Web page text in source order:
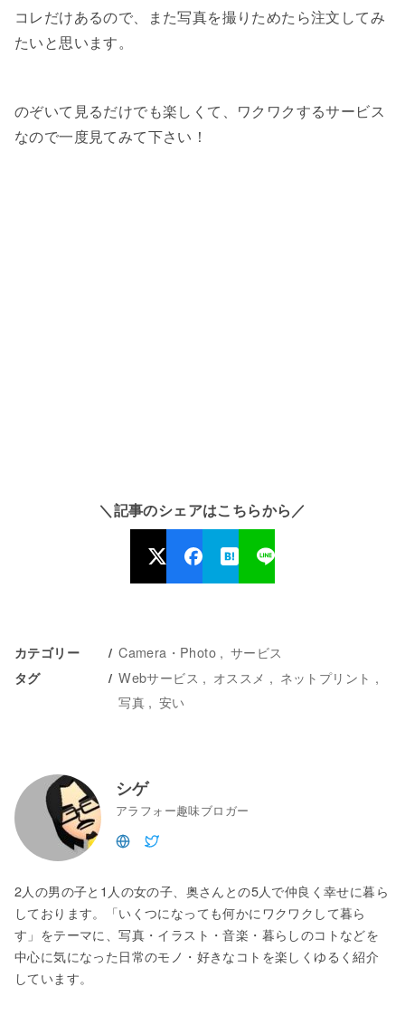
コレだけあるので、また写真を撮りためたら注文してみ
たいと思います。
のぞいて見るだけでも楽しくて、ワクワクするサービス
なので一度見てみて下さい！
＼記事のシェアはこちらから／
カテゴリー Camera・Photo サービス
タグ Webサービス オススメ
ネットプリント
写真
安い
シゲ
アラフォー趣味ブロガー
2人の男の子と1人の女の子、奥さんとの5人で仲良く幸せに暮ら
しております。「いくつになっても何かにワクワクして暮ら
す」をテーマに、写真・イラスト・音楽・暮らしのコトなどを
中心に気になった日常のモノ・好きなコトを楽しくゆるく紹介
しています。